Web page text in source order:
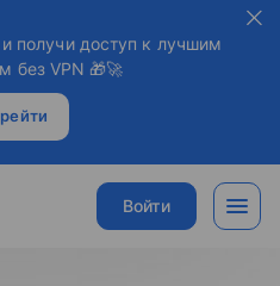
получи доступ к лучшим
без VPN 🎁🚀
Войти